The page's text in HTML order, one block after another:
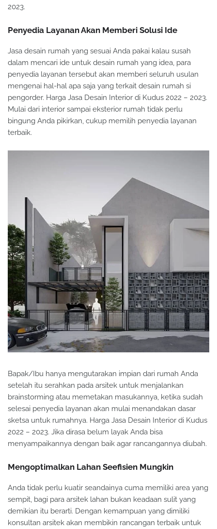
2023.
Penyedia Layanan Akan Memberi Solusi Ide
Jasa desain rumah yang sesuai Anda pakai kalau susah
dalam mencari ide untuk desain rumah yang idea, para
penyedia layanan tersebut akan memberi seluruh usulan
mengenai hal-hal apa saja yang terkait desain rumah si
pengorder. Harga Jasa Desain Interior di Kudus 2022 – 2023.
Mulai dari interior sampai eksterior rumah tidak perlu
bingung Anda pikirkan, cukup memilih penyedia layanan
terbaik.
Bapak/Ibu hanya mengutarakan impian dari rumah Anda
setelah itu serahkan pada arsitek untuk menjalankan
brainstorming atau memetakan masukannya, ketika sudah
selesai penyedia layanan akan mulai menandakan dasar
sketsa untuk rumahnya. Harga Jasa Desain Interior di Kudus
2022 – 2023. Jika dirasa belum layak Anda bisa
menyampaikannya dengan baik agar rancangannya diubah.
Mengoptimalkan Lahan Seefisien Mungkin
Anda tidak perlu kuatir seandainya cuma memiliki area yang
sempit, bagi para arsitek lahan bukan keadaan sulit yang
demikian itu berarti. Dengan kemampuan yang dimiliki
konsultan arsitek akan membikin rancangan terbaik untuk